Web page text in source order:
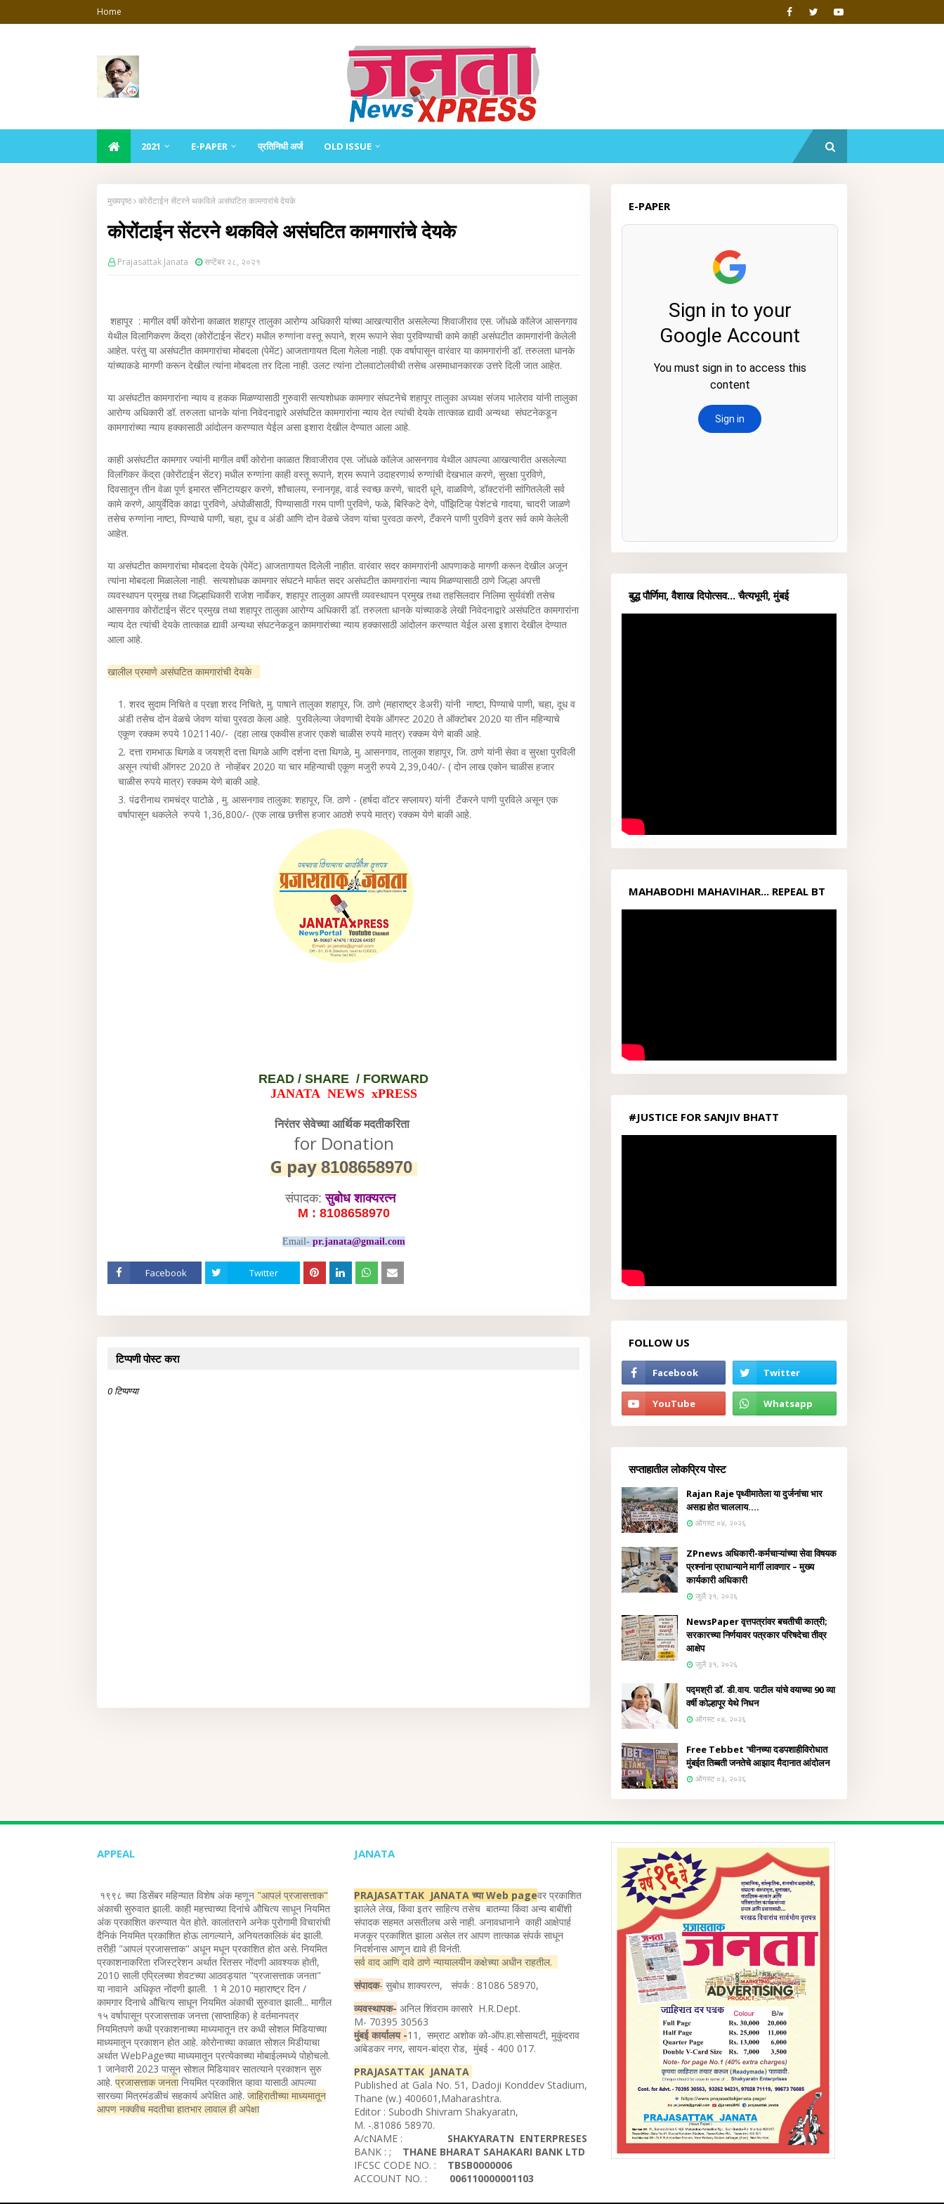
Home
2021 E-PAPER प्रतिनिधी अर्ज OLD ISSUE
मुख्यपृष्ठ कोरोंटाईन सेंटरने थकविले असंघटित कामगारांचे देयके
कोरोंटाईन सेंटरने थकविले असंघटित कामगारांचे देयके
Prajasattak Janata सप्टेंबर २८, २०२१
शहापूर : मागील वर्षी कोरोना काळात शहापूर तालुका आरोग्य अधिकारी यांच्या आखत्यारीत असलेल्या शिवाजीराव एस. जोंधळे कॉलेज आसनगाव
येथील विलागिकरण केंद्रा (कोरोंटाईन सेंटर) मधील रुग्णांना वस्तू रूपाने, श्रम रूपाने सेवा पुरविण्याची कामे काही असंघटीत कामगारांनी केलेली
आहेत. परंतु या असंघटीत कामगारांचा मोबदला (पेमेंट) आजतागायत दिला गेलेला नाही. एक वर्षापासून वारंवार या कामगारांनी डॉ. तरुलता धानके
यांच्याकडे मागणी करून देखील त्यांना मोबदला तर दिला नाही. उलट त्यांना टोलवाटोलवीची तसेच असमाधानकारक उत्तरे दिली जात आहेत.
या असंघटीत कामगारांना न्याय व हकक मिळण्यासाठी गुरुवारी सत्यशोधक कामगार संघटनेचे शहापूर तालुका अध्यक्ष संजय भालेराव यांनी तालुका
आरोग्य अधिकारी डॉ. तरुलता धानके यांना निवेदनाद्वारे असंघटित कामगारांना न्याय देत त्यांची देयके तात्काळ द्यावी अन्यथा संघटनेकडून
कामगारांच्या न्याय हक्कासाठी आंदोलन करण्यात येईल असा इशारा देखील देण्यात आला आहे.
काही असंघटीत कामगार ज्यांनी मागील वर्षी कोरोना काळात शिवाजीराव एस. जोंधळे कॉलेज आसनगाव येथील आपल्या आखत्यारीत असलेल्या
विलगिकर केंद्रा (कोरोंटाईन सेंटर) मधील रुग्णांना काही वस्तू रूपाने, श्रम रूपाने उदाहरणार्थ रुग्णांची देखभाल करणे, सुरक्षा पुरविणे,
दिवसातून तीन वेळा पूर्ण इमारत सॅनिटायझर करणे, शौचालय, स्नानगृह, वार्ड स्वच्छ करणे, चादरी धूने, वाळविणे, डॉक्टरांनी सांगितलेली सर्व
कामे करणे, आयुर्वेदिक काढा पुरविणे, अंघोळीसाठी, पिण्यासाठी गरम पाणी पुरविणे, फळे, बिस्किटे देणे, पॉझिटिव्ह पेशंटचे गादया, चादरी जाळणे
तसेच रुग्णांना नाष्टा, पिण्याचे पाणी, चहा, दूध व अंडी आणि दोन वेळचे जेवण यांचा पुरवठा करणे, टँकरने पाणी पुरविणे इतर सर्व कामे केलेली
आहेत.
या असंघटीत कामगारांचा मोबदला देयके (पेमेंट) आजतागायत दिलेली नाहीत. वारंवार सदर कामगारांनी आपणाकडे मागणी करून देखील अजून
त्यांना मोबदला मिळालेला नाही. सत्यशोधक कामगार संघटने मार्फत सदर असंघटीत कामगारांना न्याय मिळण्यासाठी ठाणे जिल्हा अपत्ती
व्यवस्थापन प्रमुख तथा जिल्हाधिकारी राजेश नार्वेकर, शहापूर तालुका आपत्ती व्यवस्थापन प्रमुख तथा तहसिलदार निलिमा सुर्यवंशी तसेच
आसनगाव कोरोंटाईन सेंटर प्रमुख तथा शहापूर तालुका आरोग्य अधिकारी डॉ. तरुलता धानके यांच्याकडे लेखी निवेदनाद्वारे असंघटित कामगारांना
न्याय देत त्यांची देयके तात्काळ द्यावी अन्यथा संघटनेकडून कामगारांच्या न्याय हक्कासाठी आंदोलन करण्यात येईल असा इशारा देखील देण्यात
आला आहे.
खालील प्रमाणे असंघटित कामगारांची देयके
शरद सुदाम निचिते व प्रज्ञा शरद निचिते, मु. पाषाने तालुका शहापूर, जि. ठाणे (महाराष्ट्र डेअरी) यांनी नाष्टा, पिण्याचे पाणी, चहा, दूध व
अंडी तसेच दोन वेळचे जेवण यांचा पुरवठा केला आहे. पुरविलेल्या जेवणाची देयके ऑगस्ट 2020 ते ऑक्टोबर 2020 या तीन महिन्याचे
एकूण रक्कम रुपये 1021140/- (दहा लाख एकवीस हजार एकशे चाळीस रुपये मात्र) रक्कम येणे बाकी आहे.
दत्ता रामभाऊ थिगळे व जयश्री दत्ता थिगळे आणि दर्शना दत्ता थिगळे, मु. आसनगाव, तालुका शहापूर, जि. ठाणे यांनी सेवा व सुरक्षा पुरविली
असून त्यांची ऑगस्ट 2020 ते नोव्हेंबर 2020 या चार महिन्याची एकूण मजुरी रुपये 2,39,040/- ( दोन लाख एकोन चाळीस हजार
चाळीस रुपये मात्र) रक्कम येणे बाकी आहे.
पंढरीनाथ रामचंद्र पाटोळे , मु. आसनगाव तालुका: शहापूर, जि. ठाणे - (हर्षदा वॉटर सप्लायर) यांनी टँकरने पाणी पुरविले असून एक
वर्षापासून थकलेले रुपये 1,36,800/- (एक लाख छत्तीस हजार आठशे रुपये मात्र) रक्कम येणे बाकी आहे.
READ / SHARE / FORWARD
JANATA NEWS xPRESS
निरंतर सेवेच्या आर्थिक मदतीकरिता
for Donation
G pay8108658970
संपादक:सुबोध शाक्यरत्न
M : 8108658970
Email- pr.janata@gmail.com
Facebook Twitter
टिप्पणी पोस्ट करा
0 टिप्पण्या
E-PAPER
बुद्ध पौर्णिमा, वैशाख दिपोत्सव... चैत्यभूमी, मुंबई
MAHABODHI MAHAVIHAR... REPEAL BT
ACT1949...
#JUSTICE FOR SANJIV BHATT
FOLLOW US
सप्ताहातील लोकप्रिय पोस्ट
Rajan Raje पृथ्वीमातेला या दुर्जनांचा भार
असह्य होत चाललाय....
ऑगस्ट ०४, २०२६
ZPnews अधिकारी-कर्मचाऱ्यांच्या सेवा विषयक
प्रश्नांना प्राधान्याने मार्गी लावणार – मुख्य
कार्यकारी अधिकारी
जुलै ३१, २०२६
NewsPaper वृत्तपत्रांवर बचतीची कात्री;
सरकारच्या निर्णयावर पत्रकार परिषदेचा तीव्र
आक्षेप
जुलै ३१, २०२६
पद्मश्री डॉ. डी.वाय. पाटील यांचे वयाच्या 90 व्या
वर्षी कोल्हापूर येथे निधन
ऑगस्ट ०४, २०२६
Free Tebbet 'चीनच्या दडपशाहीविरोधात
मुंबईत तिब्बती जनतेचे आझाद मैदानात आंदोलन
ऑगस्ट ०३, २०२६
APPEAL
१९९८ च्या डिसेंबर महिन्यात विशेष अंक म्हणून "आपलं प्रजासत्ताक"
अंकाची सुरुवात झाली. काही महत्त्वाच्या दिनांचे औचित्य साधून नियमित
अंक प्रकाशित करण्यात येत होते. कालांतराने अनेक पुरोगामी विचारांची
दैनिकं नियमित प्रकाशित होऊ लागल्याने, अनियतकालिकं बंद झाली.
तरीही "आपलं प्रजासत्ताक" अधून मधून प्रकाशित होत असे. नियमित
प्रकाशनाकरिता रजिस्ट्रेशन अर्थात रितसर नोंदणी आवश्यक होती,
2010 साली एप्रिलच्या शेवटच्या आठवड्यात "प्रजासत्ताक जनता"
या नावाने अधिकृत नोंदणी झाली. 1 मे 2010 महाराष्ट्र दिन /
कामगार दिनाचे औचित्य साधून नियमित अंकाची सुरुवात झाली... मागील
१५ वर्षापासून प्रजासत्ताक जनत्ता (साप्ताहिक) हे वर्तमानपत्र
नियमितपणे कधी प्रकाशनाच्या माध्यमातून तर कधी सोशल मिडियाच्या
माध्यमातून प्रकाशन होत आहे. कोरोनाच्या काळात सोशल मिडीयाचा
अर्थात WebPageच्या माध्यमातून प्रत्येकाच्या मोबाईलमध्ये पोहोचलो.
1 जानेवारी 2023 पासून सोशल मिडियावर सातत्याने प्रकाशन सुरु
आहे. प्रजासत्ताक जनतानियमित प्रकाशित व्हावा यासाठी आपल्या
सारख्या मित्रमंडळीचं सहकार्य अपेक्षित आहे. जाहिरातीच्या माध्यमातून
आपण नक्कीच मदतीचा हातभार लावाल ही अपेक्षा
JANATA
PRAJASATTAK JANATA च्या Web pageवर प्रकाशित
झालेले लेख, किंवा इतर साहित्य तसेच बातम्या किंवा अन्य बाबींशी
संपादक सहमत असतीलच असे नाही. अनावधानाने काही आक्षेपार्ह
मजकूर प्रकाशित झाला असेल तर आपण तात्काळ संपर्क साधून
निदर्शनास आणून द्यावे ही विनंती.
सर्व वाद आणि दावे ठाणे न्यायालयीन कक्षेच्या अधीन राहतील.
संपादक- सुबोध शाक्यरत्न, संपर्क : 81086 58970,
व्यवस्थापक- अनिल शिंवराम कासारे H.R.Dept.
M- 70395 30563
मुंबई कार्यालय -11, सम्राट अशोक को-ऑप.हा.सोसायटी, मुकुंदराव
आंबेडकर नगर, सायन-बांद्रा रोड, मुंबई - 400 017.
PRAJASATTAK JANATA
Published at Gala No. 51, Dadoji Konddev Stadium,
Thane (w.) 400601,Maharashtra.
Editor : Subodh Shivram Shakyaratn,
M. -.81086 58970.
A/cNAME : SHAKYARATN ENTERPRESES
BANK : ; THANE BHARAT SAHAKARI BANK LTD
IFCSC CODE NO. : TBSB0000006
ACCOUNT NO. : 006110000001103